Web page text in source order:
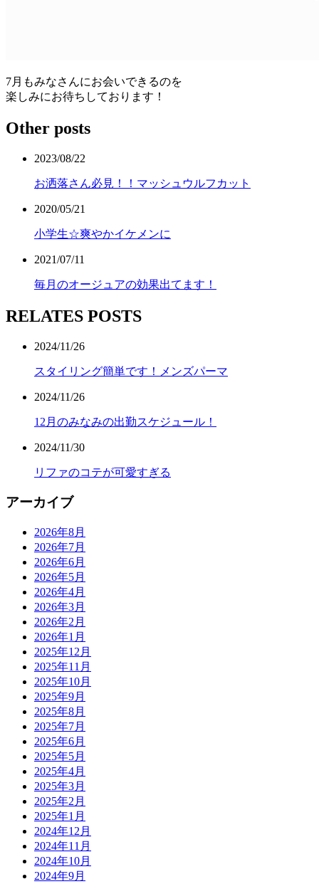
7月もみなさんにお会いできるのを
楽しみにお待ちしております！
Other posts
2023/08/22
お洒落さん必見！！マッシュウルフカット
2020/05/21
小学生☆爽やかイケメンに
2021/07/11
毎月のオージュアの効果出てます！
RELATES POSTS
2024/11/26
スタイリング簡単です！メンズパーマ
2024/11/26
12月のみなみの出勤スケジュール！
2024/11/30
リファのコテが可愛すぎる
アーカイブ
2026年8月
2026年7月
2026年6月
2026年5月
2026年4月
2026年3月
2026年2月
2026年1月
2025年12月
2025年11月
2025年10月
2025年9月
2025年8月
2025年7月
2025年6月
2025年5月
2025年4月
2025年3月
2025年2月
2025年1月
2024年12月
2024年11月
2024年10月
2024年9月